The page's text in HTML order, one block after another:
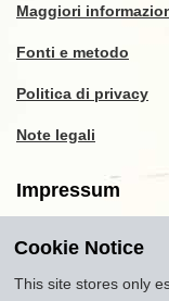
Maggiori
Fonti e metodo
Politica di privacy
Note legali
Impressum
Copyright2016-2026
museumoftravel.org"
Cookie Notice
This site stores only